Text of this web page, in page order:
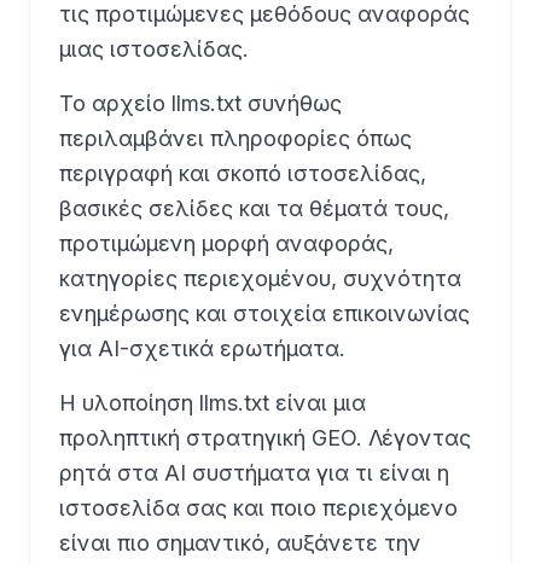
τις προτιμώμενες μεθόδους αναφοράς
μιας ιστοσελίδας.
Το αρχείο llms.txt συνήθως
περιλαμβάνει πληροφορίες όπως
περιγραφή και σκοπό ιστοσελίδας,
βασικές σελίδες και τα θέματά τους,
προτιμώμενη μορφή αναφοράς,
κατηγορίες περιεχομένου, συχνότητα
ενημέρωσης και στοιχεία επικοινωνίας
για AI-σχετικά ερωτήματα.
Η υλοποίηση llms.txt είναι μια
προληπτική στρατηγική GEO. Λέγοντας
ρητά στα AI συστήματα για τι είναι η
ιστοσελίδα σας και ποιο περιεχόμενο
είναι πιο σημαντικό, αυξάνετε την